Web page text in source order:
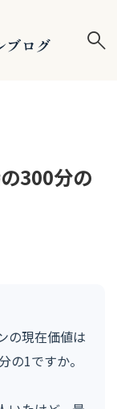
ブログ
300分の
の現在価値は
の1ですか。